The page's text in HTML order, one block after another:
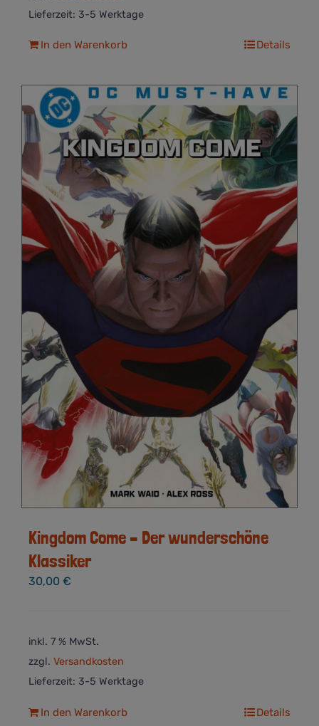
Lieferzeit: 3-5 Werktage
In den Warenkorb Details
Kingdom Come – Der wunderschöne
Klassiker
30,00 €
inkl. 7 % MwSt.
zzgl. Versandkosten
Lieferzeit: 3-5 Werktage
In den Warenkorb Details